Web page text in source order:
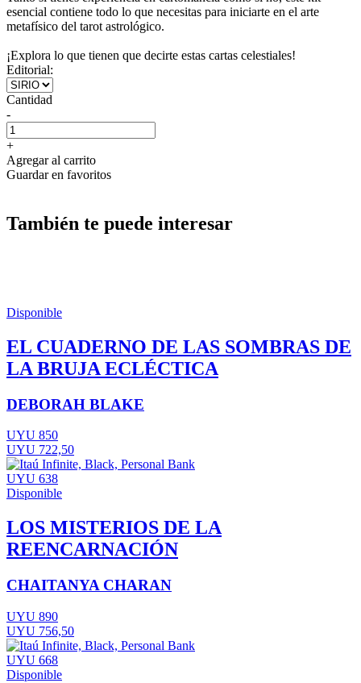
esencial contiene todo lo que necesitas para iniciarte en el arte
metafísico del tarot astrológico.
¡Explora lo que tienen que decirte estas cartas celestiales!
Editorial:
Cantidad
-
+
Agregar al carrito
Guardar en favoritos
También te puede interesar
Disponible
EL CUADERNO DE LAS SOMBRAS DE
LA BRUJA ECLÉCTICA
DEBORAH BLAKE
UYU 850
UYU 722,50
UYU 638
Disponible
LOS MISTERIOS DE LA
REENCARNACIÓN
CHAITANYA CHARAN
UYU 890
UYU 756,50
UYU 668
Disponible